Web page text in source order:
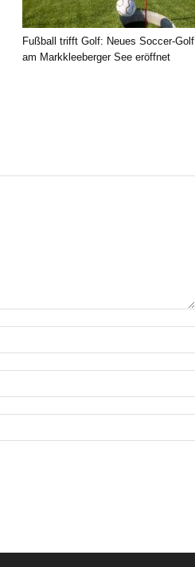
Fußball trifft Golf: Neues Soccer-Golf
am Markkleeberger See eröffnet